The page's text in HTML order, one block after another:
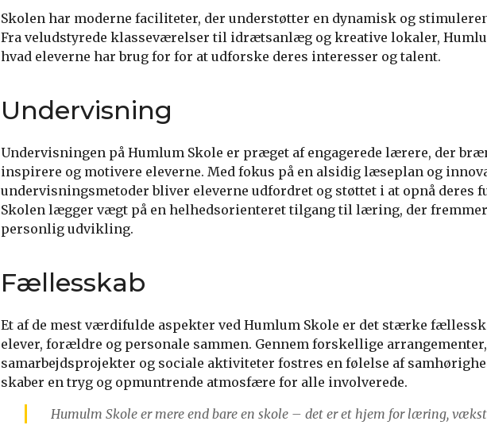
Skolen har moderne faciliteter, der understøtter en dynamisk og
Fra veludstyrede klasseværelser til idrætsanlæg og kreative lokaler,
hvad eleverne har brug for for at udforske deres interesser og talent.
Undervisning
Undervisningen på Humlum Skole er præget af engagerede lærere, der
inspirere og motivere eleverne. Med fokus på en alsidig læseplan og
undervisningsmetoder bliver eleverne udfordret og støttet i at opnå deres
Skolen lægger vægt på en helhedsorienteret tilgang til læring, der fremmer
personlig udvikling.
Fællesskab
Et af de mest værdifulde aspekter ved Humlum Skole er det stærke
elever, forældre og personale sammen. Gennem forskellige arrangementer,
samarbejdsprojekter og sociale aktiviteter fostres en følelse af
skaber en tryg og opmuntrende atmosfære for alle involverede.
Humulm Skole er mere end bare en skole – det er et hjem for læring,